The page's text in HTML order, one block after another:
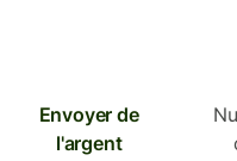
Envoyer de
l'argent